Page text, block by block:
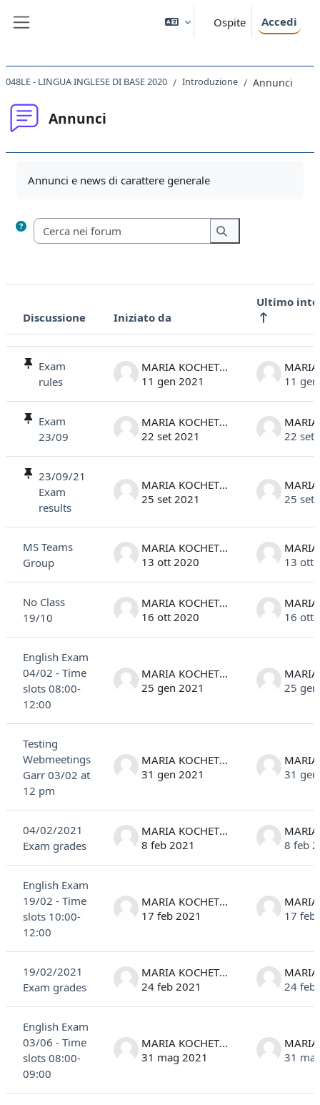
Ospite Accedi
048LE - LINGUA INGLESE DI BASE 2020 Introduzione Annunci
Annunci
Annunci e news di carattere generale
Cerca nei forum
Cerca nei forum
Stato
Discussione Iniziato da
Ultimo
Exam
rules
MARIA KOCHETKOVA
11 gen 2021
11
Exam
23/09
MARIA KOCHETKOVA
22 set 2021
22 set
23/09/21
Exam
results
MARIA KOCHETKOVA
25 set 2021
25 set
MS Teams
Group
MARIA KOCHETKOVA
13 ott 2020
13 ott
No Class
19/10
MARIA KOCHETKOVA
16 ott 2020
16 ott
English Exam
04/02 - Time
slots 08:00-
12:00
MARIA KOCHETKOVA
25 gen 2021
25
Testing
Webmeetings
Garr 03/02 at
12 pm
MARIA KOCHETKOVA
31 gen 2021
31
04/02/2021
Exam grades
MARIA KOCHETKOVA
8 feb 2021
8 feb
English Exam
19/02 - Time
slots 10:00-
12:00
MARIA KOCHETKOVA
17 feb 2021
17 feb
19/02/2021
Exam grades
MARIA KOCHETKOVA
24 feb 2021
24 feb
English Exam
03/06 - Time
slots 08:00-
09:00
MARIA KOCHETKOVA
31 mag 2021
31